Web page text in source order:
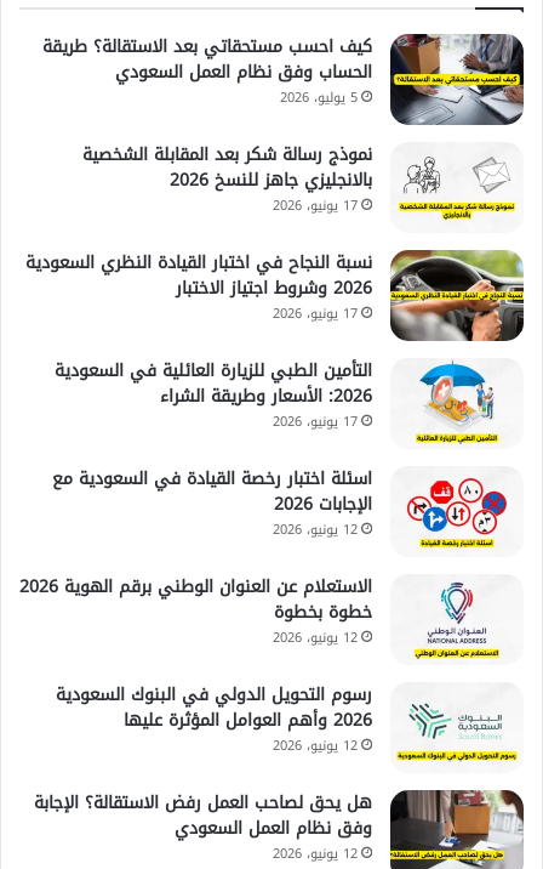
كيف احسب مستحقاتي بعد الاستقالة؟ طريقة
الحساب وفق نظام العمل السعودي
5 يوليو، 2026
نموذج رسالة شكر بعد المقابلة الشخصية
بالانجليزي جاهز للنسخ 2026
17 يونيو، 2026
نسبة النجاح في اختبار القيادة النظري السعودية
2026 وشروط اجتياز الاختبار
17 يونيو، 2026
التأمين الطبي للزيارة العائلية في السعودية
2026: الأسعار وطريقة الشراء
17 يونيو، 2026
اسئلة اختبار رخصة القيادة في السعودية مع
الإجابات 2026
12 يونيو، 2026
الاستعلام عن العنوان الوطني برقم الهوية 2026
خطوة بخطوة
12 يونيو، 2026
رسوم التحويل الدولي في البنوك السعودية
2026 وأهم العوامل المؤثرة عليها
12 يونيو، 2026
هل يحق لصاحب العمل رفض الاستقالة؟ الإجابة
وفق نظام العمل السعودي
12 يونيو، 2026